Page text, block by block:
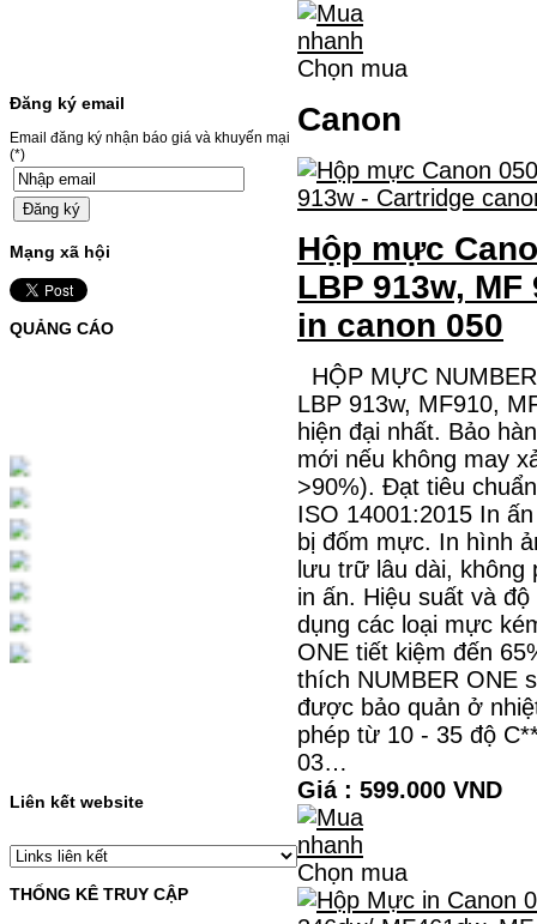
(Đen) SỬ DỤNG CHO MÁY IN:– Brother
HL-3040CN/MFC-9120CN– Mặt hàng
thường xuyên thay…
Giá : 499.000 VND
Chọn mua
MỰC NẠP MÀU 119A CHO
DÒNG MÁY HP COLOR
LASER 150A/178NW
MỰC NẠP MÀU 119A CHO DÒNG MÁY HP
Chọn mua
HỘP MỰC MÀU SAMSUNG
CLT-403S CHO DÒNG MÁY
SL-C435/C436
HỘP MỰC MÀU SAMSUNG CLT-403S CHO
DÒNG MÁY SL-C435/C436MÃ HỘP MỰC:-
Samsung CLT-403S- Loại mực: Mực in laser
(W1110A) CHO DÒNG MÁY
LBP 243/MF 461DW
Đăng ký email
Email đăng ký nhận báo giá và khuyến mại
(*)
Mạng xã hội
QUẢNG CÁO
Liên kết website
THỐNG KÊ TRUY CẬP
Chọn mua
Canon
Hộp mực
LBP 913w,
in canon 050
HỘP MỰC
LBP 913w, MF910,
hiện đại nhất. Bảo
mới nếu không may
>90%). Đạt tiêu
ISO 14001:2015 In
bị đốm mực. In hình
lưu trữ lâu dài, không
in ấn. Hiệu suất và
dụng các loại mực
ONE tiết kiệm đến
thích NUMBER ONE
được bảo quản ở
phép từ 10 - 35 độ
03…
Giá : 599.000 VND
Chọn mua